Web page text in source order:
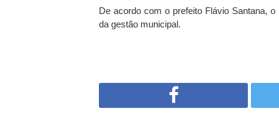
De acordo com o prefeito Flávio Santana,
da gestão municipal.